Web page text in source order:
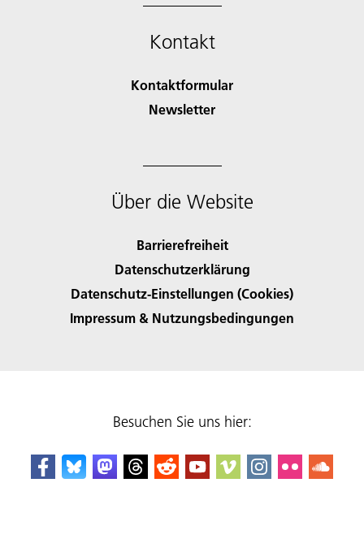
Kontakt
Kontaktformular
Newsletter
Über die Website
Barrierefreiheit
Datenschutzerklärung
Datenschutz-Einstellungen (Cookies)
Impressum & Nutzungsbedingungen
Besuchen Sie uns hier: